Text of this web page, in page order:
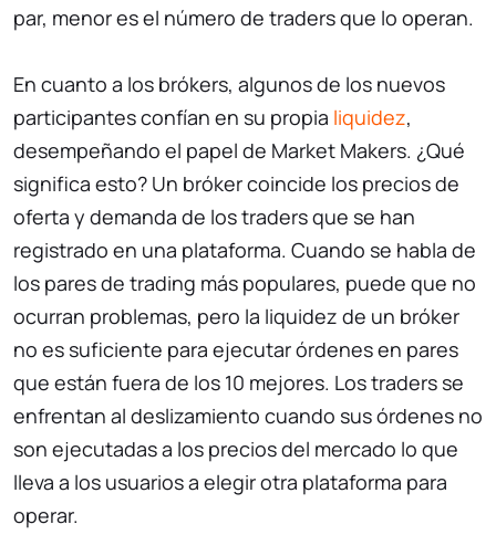
par, menor es el número de traders que lo operan.
En cuanto a los brókers, algunos de los nuevos
participantes confían en su propia liquidez,
desempeñando el papel de Market Makers. ¿Qué
significa esto? Un bróker coincide los precios de
oferta y demanda de los traders que se han
registrado en una plataforma. Cuando se habla de
los pares de trading más populares, puede que no
ocurran problemas, pero la liquidez de un bróker
no es suficiente para ejecutar órdenes en pares
que están fuera de los 10 mejores. Los traders se
enfrentan al deslizamiento cuando sus órdenes no
son ejecutadas a los precios del mercado lo que
lleva a los usuarios a elegir otra plataforma para
operar.